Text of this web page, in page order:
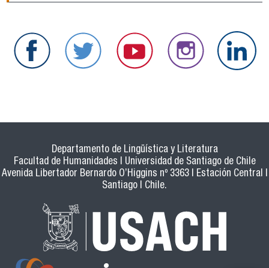
Departamento de Lingüística y Literatura
Facultad de Humanidades | Universidad de Santiago de Chile
Avenida Libertador Bernardo O’Higgins nº 3363 | Estación Central |
Santiago | Chile.